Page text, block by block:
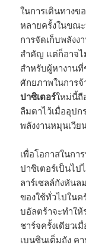
ในการเดินทางข
หลายครั้งในขณ
การจัดเก็บพลัง
สำคัญ แต่ก็อาจไ
สำหรับผู้หางาน
ศักยภาพในการจ้
ปาซิเตอร์ใหม่นี้ถื
ลืมตาไว้เมื่ออุป
พลังงานหมุนเวีย
เพื่อโอกาสในกา
ปาซิเตอร์เป็นไ
ลาร์เซลล์กังหัน
ของใช้ทั่วไปใน
บอัลตร้าจะทำใ
ชาร์จครั้งเดียว
เบนซินเต็มถัง ค